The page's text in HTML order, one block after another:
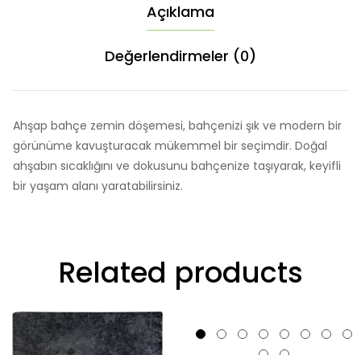
Açıklama
Değerlendirmeler (0)
Ahşap bahçe zemin döşemesi, bahçenizi şık ve modern bir
görünüme kavuşturacak mükemmel bir seçimdir. Doğal
ahşabın sıcaklığını ve dokusunu bahçenize taşıyarak, keyifli
bir yaşam alanı yaratabilirsiniz.
Related products